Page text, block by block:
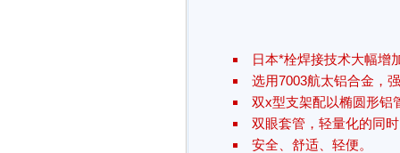
日本*栓焊接技术大幅增
选用7003航太铝合金，
双x型支架配以椭圆形铝
双眼套管，轻量化的同
安全、舒适、轻便。